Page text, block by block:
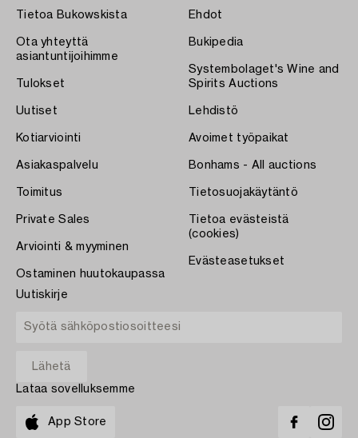
Tietoa Bukowskista
Ota yhteyttä
asiantuntijoihimme
Tulokset
Uutiset
Kotiarviointi
Asiakaspalvelu
Toimitus
Private Sales
Arviointi & myyminen
Ostaminen huutokaupassa
Ehdot
Bukipedia
Systembolaget's Wine and
Spirits Auctions
Lehdistö
Avoimet työpaikat
Bonhams - All auctions
Tietosuojakäytäntö
Tietoa evästeistä
(cookies)
Evästeasetukset
Uutiskirje
Lataa sovelluksemme
App Store